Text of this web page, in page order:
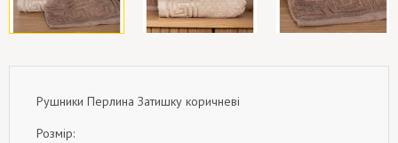
Рушники Перлина Затишку коричневі
Розмір: